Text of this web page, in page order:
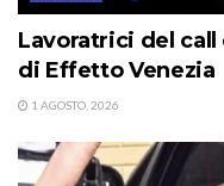
Lavoratrici del
di Effetto Venezia
1 AGOSTO, 2026